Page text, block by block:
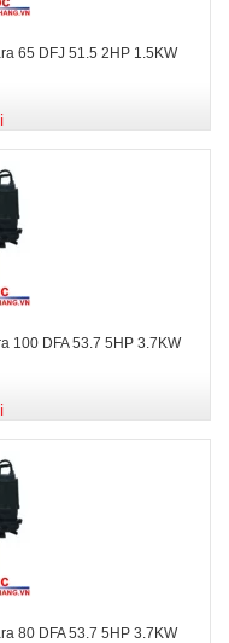
65 DFJ 51.5 2HP 1.5KW
100 DFA 53.7 5HP 3.7KW
80 DFA 53.7 5HP 3.7KW